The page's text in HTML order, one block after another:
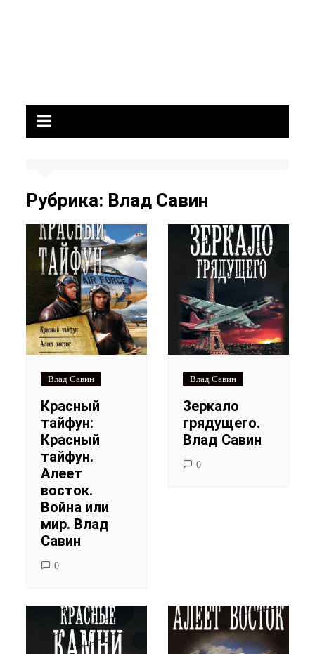
Рубрика: Влад Савин
Влад Савин
Красный
тайфун:
Красный
тайфун.
Алеет
восток.
Война или
мир. Влад
Савин
0
Влад Савин
Зеркало
грядущего.
Влад Савин
0